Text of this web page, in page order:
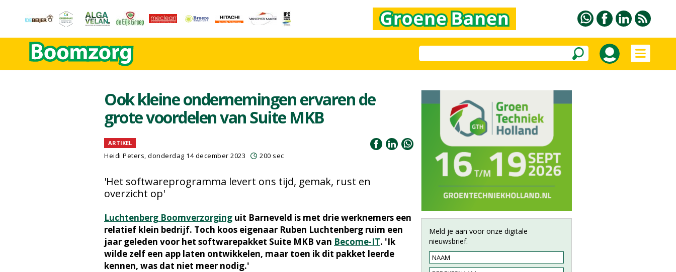
Ook kleine ondernemingen ervaren de
grote voordelen van Suite MKB
ARTIKEL
Heidi Peters, donderdag 14 december 2023 200 sec
'Het softwareprogramma levert ons tijd, gemak, rust en
overzicht op'
Luchtenberg Boomverzorging uit Barneveld is met drie werknemers een
relatief klein bedrijf. Toch koos eigenaar Ruben Luchtenberg ruim een
jaar geleden voor het softwarepakket Suite MKB van Become-IT. 'Ik
wilde zelf een app laten ontwikkelen, maar toen ik dit pakket leerde
kennen, was dat niet meer nodig.'
Meld je aan voor onze digitale
nieuwsbrief.